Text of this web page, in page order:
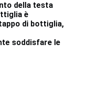
della testa
è
di bottiglia,
soddisfare le